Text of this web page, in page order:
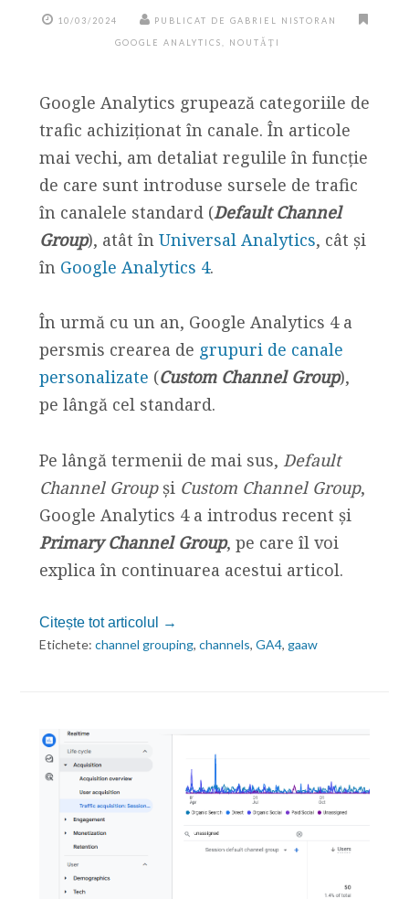
10/03/2024 PUBLICAT DE GABRIEL NISTORAN
GOOGLE ANALYTICS NOUTĂȚI
Google Analytics grupează categoriile de
trafic achiziționat în canale. În articole
mai vechi, am detaliat regulile în funcție
de care sunt introduse sursele de trafic
în canalele standard (Default Channel
Group), atât în Universal Analytics, cât și
în Google Analytics 4.
În urmă cu un an, Google Analytics 4 a
persmis crearea de grupuri de canale
personalizate (Custom Channel Group),
pe lângă cel standard.
Pe lângă termenii de mai sus, Default
Channel Groupși Custom Channel Group,
Google Analytics 4 a introdus recent și
Primary Channel Group, pe care îl voi
explica în continuarea acestui articol.
Citește tot articolul →
Etichete: channel grouping, channels, GA4, gaaw